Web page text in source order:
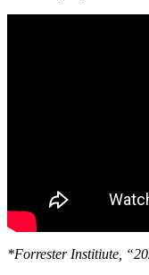
*Forrester Institiute,